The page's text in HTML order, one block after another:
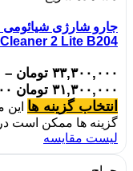
Cleaner 2 Lite B204
۳۳,۳۰۰,۰۰۰ تومان –
۳۱,۳۰۰,۰۰۰ تومان through ۳۳,۳۰۰,۰۰۰ تومان
انتخاب گزینه ها
گزینه ها ممکن است
لیست مقایسه